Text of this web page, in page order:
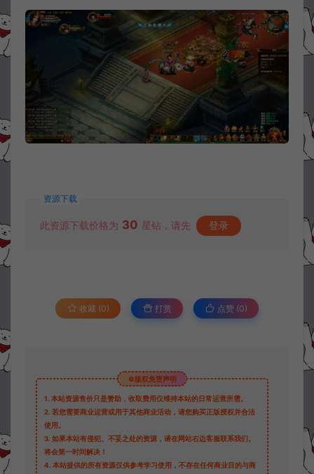
资源下载
此资源下载价格为 30 星钻，请先 登录
收藏 (0) 打赏 点赞 (0)
©版权免责声明
1. 本站资源售价只是赞助，收取费用仅维持本站的日常运营所需。
2. 若您需要商业运营或用于其他商业活动，请您购买正版授权并合法
使用。
3. 如果本站有侵犯、不妥之处的资源，请在网站右边客服联系我们。
将会第一时间解决！
4. 本站提供的所有资源仅供参考学习使用，不存在任何商业目的与商